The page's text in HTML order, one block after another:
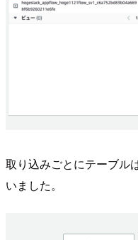
取り込みごとにテーブル
いました。